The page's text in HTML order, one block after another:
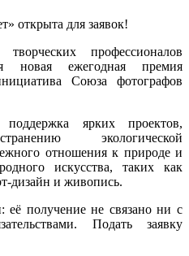
открыта для заявок!
профессионалов
новая ежегодная премия
Союза фотографов
ярких проектов,
экологической
отношения к природе и
искусства, таких как
дизайн и живопись.
её получение не связано ни с
Подать заявку